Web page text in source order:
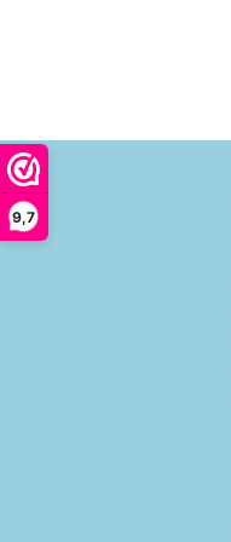
9,7